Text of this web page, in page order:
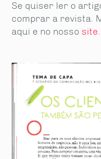
Se quiser ler o
comprar a revista.
aqui e no nosso site